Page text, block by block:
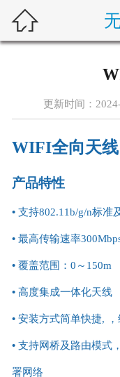

更新时间：
WIFI全向天线
产品特性
• 支持802.11b/g/n标准
• 最高传输速率
• 覆盖范围：0～150m
• 高度集成一体化天线
• 安装方式简单快捷,
• 支持网桥及路由模式
署网络